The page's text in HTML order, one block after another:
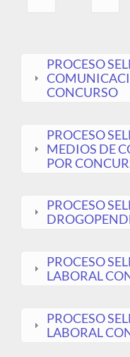
PROCESO
CONCURSO
PROCESO
MEDIOS DE
POR
PROCESO
PROCESO
LABORAL
PROCESO
LABORAL